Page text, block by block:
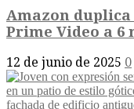
Amazon
Prime Video a 6
12 de junio de 2025 0